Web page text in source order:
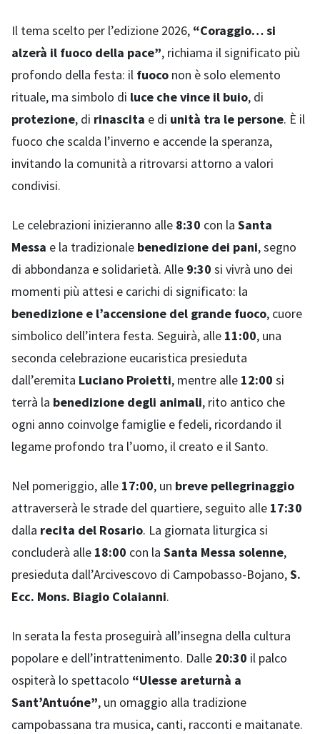
Il tema scelto per l’edizione 2026, “Coraggio… si
alzerà il fuoco della pace”, richiama il significato più
profondo della festa: il fuoco non è solo elemento
rituale, ma simbolo di luce che vince il buio, di
protezione, di rinascita e di unità tra le persone. È il
fuoco che scalda l’inverno e accende la speranza,
invitando la comunità a ritrovarsi attorno a valori
condivisi.
Le celebrazioni inizieranno alle 8:30 con la Santa
Messa e la tradizionale benedizione dei pani, segno
di abbondanza e solidarietà. Alle 9:30 si vivrà uno dei
momenti più attesi e carichi di significato: la
benedizione e l’accensione del grande fuoco, cuore
simbolico dell’intera festa. Seguirà, alle 11:00, una
seconda celebrazione eucaristica presieduta
dall’eremita Luciano Proietti, mentre alle 12:00 si
terrà la benedizione degli animali, rito antico che
ogni anno coinvolge famiglie e fedeli, ricordando il
legame profondo tra l’uomo, il creato e il Santo.
Nel pomeriggio, alle 17:00, un breve pellegrinaggio
attraverserà le strade del quartiere, seguito alle 17:30
dalla recita del Rosario. La giornata liturgica si
concluderà alle 18:00 con la Santa Messa solenne,
presieduta dall’Arcivescovo di Campobasso-Bojano,S.
Ecc. Mons. Biagio Colaianni.
In serata la festa proseguirà all’insegna della cultura
popolare e dell’intrattenimento. Dalle 20:30 il palco
ospiterà lo spettacolo “Ulesse areturnà a
Sant’Antuóne”, un omaggio alla tradizione
campobassana tra musica, canti, racconti e maitanate.